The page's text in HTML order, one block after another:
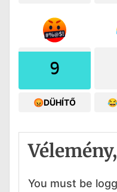
9
😡DÜHÍTŐ
You must be